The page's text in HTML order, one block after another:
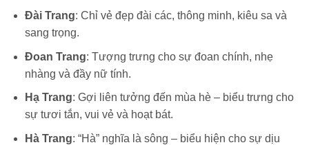
Đài Trang: Chỉ vẻ đẹp đài các, thông minh, kiêu sa và
sang trọng.
Đoan Trang: Tượng trưng cho sự đoan chính, nhẹ
nhàng và đầy nữ tính.
Hạ Trang: Gợi liên tưởng đến mùa hè – biểu trưng cho
sự tươi tắn, vui vẻ và hoạt bát.
Hà Trang: “Hà” nghĩa là sông – biểu hiện cho sự dịu